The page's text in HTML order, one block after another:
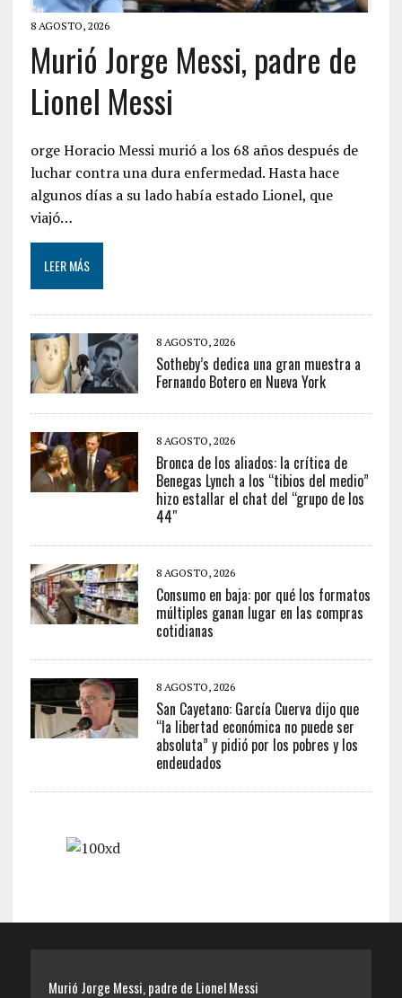
8 AGOSTO, 2026
Murió Jorge Messi, padre de
Lionel Messi
orge Horacio Messi murió a los 68 años después de
luchar contra una dura enfermedad. Hasta hace
algunos días a su lado había estado Lionel, que
viajó…
LEER MÁS
8 AGOSTO, 2026
Sotheby’s dedica una gran muestra a
Fernando Botero en Nueva York
8 AGOSTO, 2026
Bronca de los aliados: la crítica de
Benegas Lynch a los “tibios del medio”
hizo estallar el chat del “grupo de los
44″
8 AGOSTO, 2026
Consumo en baja: por qué los formatos
múltiples ganan lugar en las compras
cotidianas
8 AGOSTO, 2026
San Cayetano: García Cuerva dijo que
“la libertad económica no puede ser
absoluta” y pidió por los pobres y los
endeudados
Murió Jorge Messi, padre de Lionel Messi